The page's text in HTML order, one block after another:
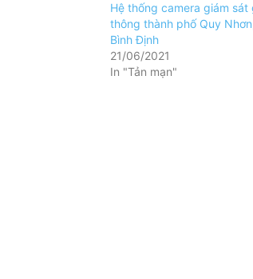
Hệ thống camera giám sát
thông thành phố Quy
Bình Định
21/06/2021
In "Tản mạn"